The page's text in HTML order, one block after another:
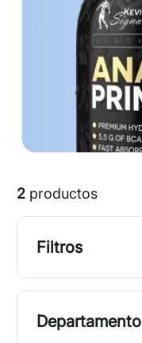
2 productos
Filtros
Departamento